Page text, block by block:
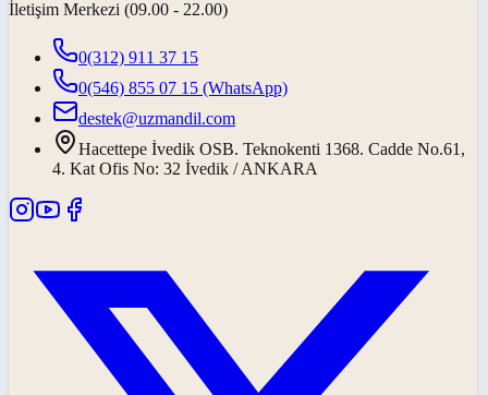
İletişim Merkezi (09.00 - 22.00)
0(312) 911 37 15
0(546) 855 07 15 (WhatsApp)
destek@uzmandil.com
Hacettepe İvedik OSB. Teknokenti 1368. Cadde No.61,
4. Kat Ofis No: 32 İvedik / ANKARA